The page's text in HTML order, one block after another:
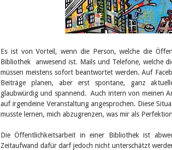
Es ist von Vorteil, wenn die Person, welche die
Bibliothek anwesend ist. Mails und Telefone, welche
müssen meistens sofort beantwortet werden. Auf
Beiträge planen, aber erst spontane, ganz
glaubwürdig und spannend. Auch intern von meinen
auf irgendeine Veranstaltung angesprochen. Diese
musste lernen, mich abzugrenzen, was mir als
Die Öffentlichkeitsarbeit in einer Bibliothek ist
Zeitaufwand dafür darf jedoch nicht unterschätzt